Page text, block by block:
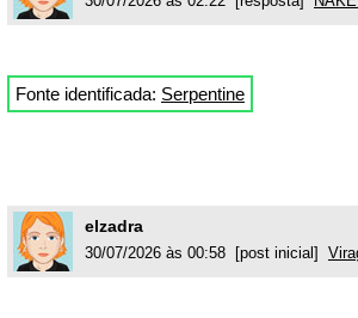
Fonte identificada: Serpentine
elzadra
30/07/2026 às 00:58 [post inicial]